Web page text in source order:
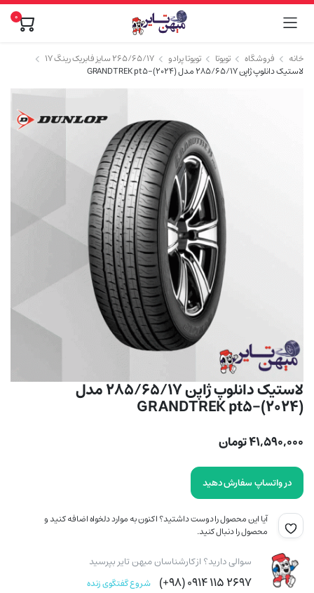
0
خانه فروشگاه تویوتا تویوتا پرادو
۲۶۵/۶۵/۱۷ سایز فابریک رینگ ۱۷
لاستیک دانلوپ ژاپن 285/65/17 مدل GRANDTREK pt5-(2024)
لاستیک دانلوپ ژاپن 285/65/17 مدل
GRANDTREK pt5-(2024)
۴۱,۵۹۰,۰۰۰تومان
در واتساپ سفارش دهید
آیا این محصول را دوست داشتید؟ اکنون به موارد دلخواه اضافه کنید و
محصول را دنبال کنید.
سوالی دارید؟ از کارشناسان میهن تایر بپرسید
۲۶۹۷ ۱۱۵ ۰۹۱۴ (۹۸+) شروع گفتگوی زنده